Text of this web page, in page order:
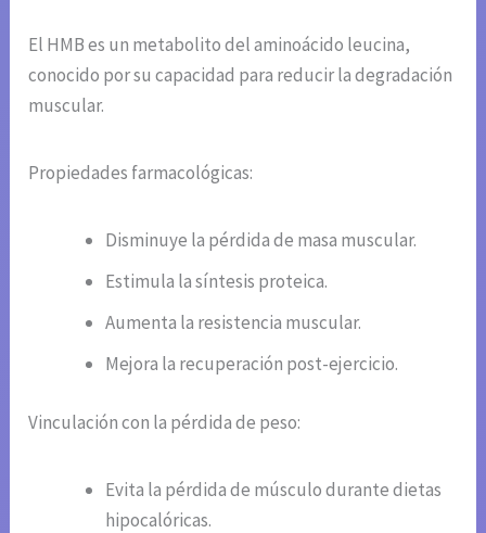
El HMB es un metabolito del aminoácido leucina,
conocido por su capacidad para reducir la degradación
muscular.
Propiedades farmacológicas:
Disminuye la pérdida de masa muscular.
Estimula la síntesis proteica.
Aumenta la resistencia muscular.
Mejora la recuperación post-ejercicio.
Vinculación con la pérdida de peso:
Evita la pérdida de músculo durante dietas
hipocalóricas.